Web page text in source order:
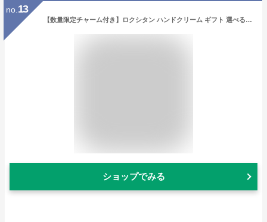
no. 13
【数量限定チャーム付き】ロクシタン ハンドクリーム ギフト 選べる香り1本 ＋ マカロン型入浴剤 タオルセット ブリキマルチBOX 送料無料 かわいい 当店1番人気 ブリキ ロクシタンハンドクリーム 30ml 女性 プレゼント 誕生日 お礼 プチギフト まとめ買い 送別会
ショップでみる